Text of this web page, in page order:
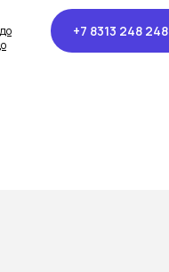
+7 8313 248 248